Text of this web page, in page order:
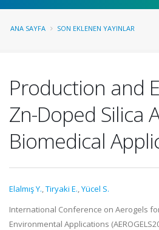
ANA SAYFA SON EKLENEN YAYINLAR
Production and
Zn-Doped Silica
Biomedical
Elalmış Y.,Tiryaki E.,Yücel S.
International Conference on Aerogels
Environmental Applications